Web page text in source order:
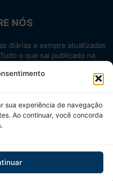
sua experiência de navegação
Ao continuar, você concorda
NÓS
diárias e sempre atualizadas
o que sai publicado na
não-oficial.
NOS